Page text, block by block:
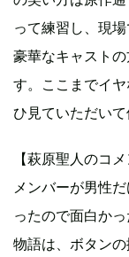
って練習し、現
豪華なキャスト
す。ここまでイ
ひ見ていただいて
【萩原聖人のコメ
メンバーが男性
ったので面白かっ
物語は、ボタン